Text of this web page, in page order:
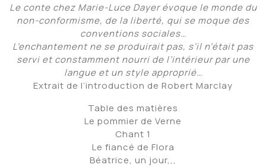
Le conte chez Marie-Luce Dayer évoque le monde du
non-conformisme, de la liberté, qui se moque des
conventions sociales…
L’enchantement ne se produirait pas, s’il n’était pas
servi et constamment nourri de l’intérieur par une
langue et un style approprié…
Extrait de l’introduction de Robert Marclay
Table des matières
Le pommier de Verne
Chant 1
Le fiancé de Flora
Béatrice, un jour,,,